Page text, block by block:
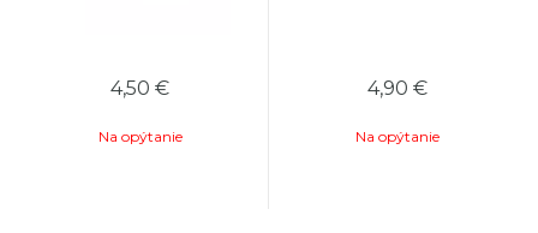
4,50 €
Na opýtanie
4,90 €
Na opýtanie